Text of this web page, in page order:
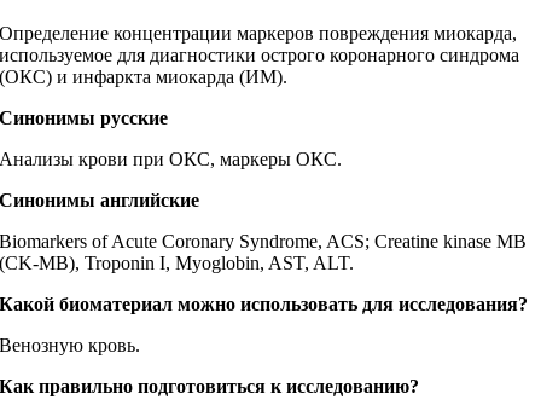
Определение концентрации маркеров повреждения миокарда,
используемое для диагностики острого коронарного синдрома
(ОКС) и инфаркта миокарда (ИМ).
Синонимы русские
Анализы крови при ОКС, маркеры ОКС.
Синонимыанглийские
Biomarkers of Acute Coronary Syndrome, ACS; Creatine kinase MB
(CK-MB), Troponin I, Myoglobin, AST, ALT.
Какой биоматериал можно использовать для исследования?
Венозную кровь.
Как правильно подготовиться к исследованию?